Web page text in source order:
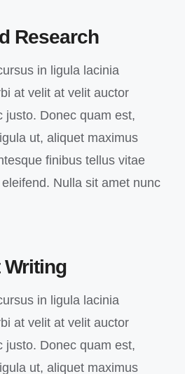
Research
in ligula lacinia
at velit at velit auctor
justo. Donec quam est,
ut, aliquet maximus
finibus tellus vitae
Nulla sit amet nunc
Writing
in ligula lacinia
at velit at velit auctor
justo. Donec quam est,
ut, aliquet maximus